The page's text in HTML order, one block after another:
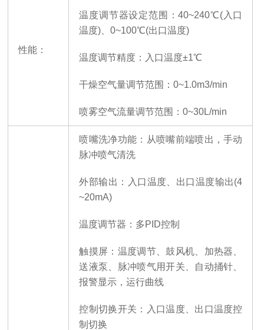
性能：
温度调节器设定范围：40~240℃(入口
温度)、0~100℃(出口温度)
温度调节精度：入口温度±1℃
干燥空气量调节范围：0~1.0m3/min
喷雾空气流量调节范围：0~30L/min
喷嘴洗净功能：从喷嘴前端喷出，手动
脉冲喷气清洗
外部输出：入口温度、出口温度输出(4
~20mA)
温度调节器：多PID控制
触摸屏：温度调节、鼓风机、加热器、
送液泵、脉冲喷气用开关、自动捅针、
报警显示，运行曲线
控制切换开关：入口温度、出口温度控
制切换